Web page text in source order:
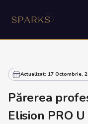
Actualizat: 17 Octombrie,
Părerea
Elision PRO